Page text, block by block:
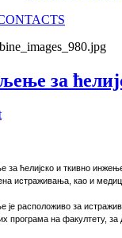
за
ћелијско и ткивно
истраживања, као и
расположиво за
програма на факултету,